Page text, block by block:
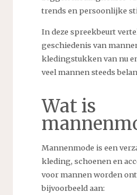
trends en persoonlijke
In deze spreekbeurt
geschiedenis van
kledingstukken van nu
veel mannen steeds
Wat is
Mannenmode is een
kleding, schoenen en
voor mannen worden
bijvoorbeeld aan: